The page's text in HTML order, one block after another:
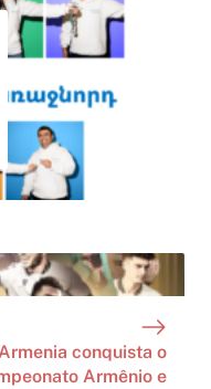
conquista o
Armênio e